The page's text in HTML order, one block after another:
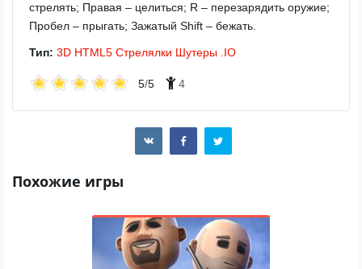
стрелять; Правая – целиться; R – перезарядить оружие;
Пробел – прыгать; Зажатый Shift – бежать.
Тип: 3D HTML5 Стрелялки Шутеры .IO
5/5 4
Похожие игры